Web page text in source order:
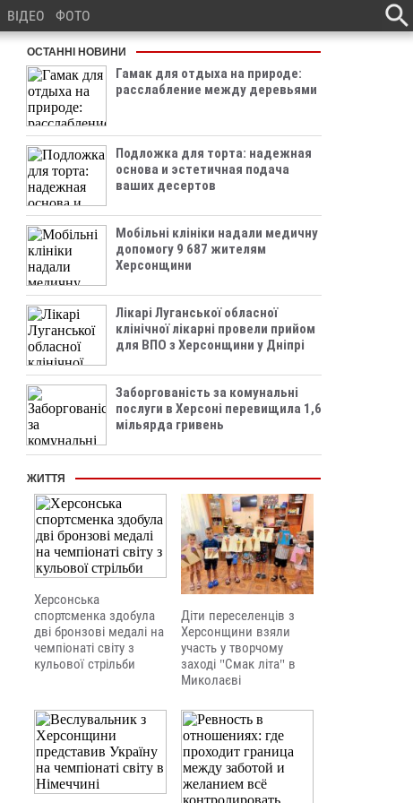
ВІДЕО ФОТО
ОСТАННІ НОВИНИ
Гамак для отдыха на природе:
расслабление между деревьями
Подложка для торта: надежная
основа и эстетичная подача
ваших десертов
Мобільні клініки надали медичну
допомогу 9 687 жителям
Херсонщини
Лікарі Луганської обласної
клінічної лікарні провели прийом
для ВПО з Херсонщини у Дніпрі
Заборгованість за комунальні
послуги в Херсоні перевищила 1,6
мільярда гривень
ЖИТТЯ
Херсонська
спортсменка здобула
дві бронзові медалі на
чемпіонаті світу з
кульової стрільби
Діти переселенців з
Херсонщини взяли
участь у творчому
заході "Смак літа" в
Миколаєві